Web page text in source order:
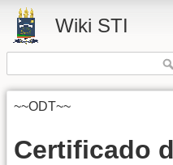
Wiki STI
~~ODT~~
Certificado